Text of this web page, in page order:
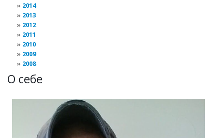
2014
2013
2012
2011
2010
2009
2008
О себе